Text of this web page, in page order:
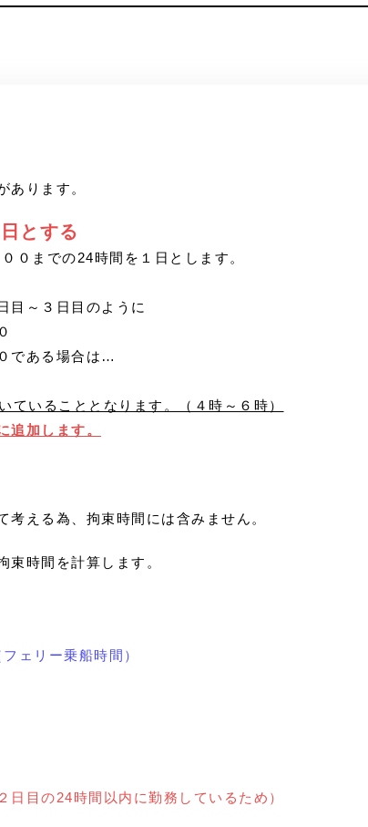
あります。
とする
までの24時間を１日とします。
目～３日目のように
ある場合は…
ていることとなります。（４時～６時）
追加します。
える為、拘束時間には含みません。
束時間を計算します。
リー乗船時間）
日目の24時間以内に勤務しているため）